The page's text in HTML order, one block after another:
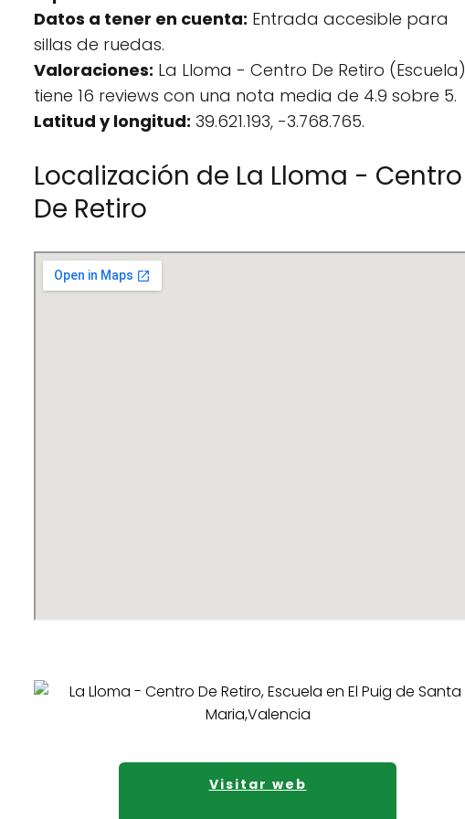
Datos a tener en cuenta: Entrada accesible para
sillas de ruedas.
Valoraciones: La Lloma - Centro De Retiro (Escuela)
tiene 16 reviews con una nota media de 4.9 sobre 5.
Latitud y longitud: 39.621.193, -3.768.765.
Localización de La Lloma - Centro
De Retiro
Visitar web